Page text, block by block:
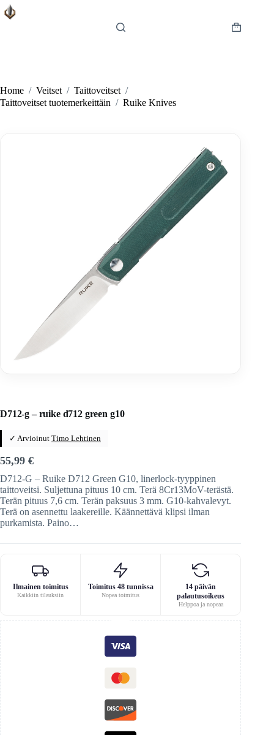
Skip
to
Shopping
Home / Veitset / Taittoveitset /
Taittoveitset tuotemerkeittäin / Ruike Knives
D712-g – ruike d712 green g10
✓ Arvioinut Timo Lehtinen
55,99 €
D712-G – Ruike D712 Green G10, linerlock-tyyppinen
taittoveitsi. Suljettuna pituus 10 cm. Terä 8Cr13MoV-terästä.
Terän pituus 7,6 cm. Terän paksuus 3 mm. G10-kahvalevyt.
Terä on asennettu laakereille. Käännettävä klipsi ilman
purkamista. Paino…
Ilmainen toimitus
Kaikkiin tilauksiin
Toimitus 48 tunnissa
Nopea toimitus
14 päivän
palautusoikeus
Helppoa ja nopeaa